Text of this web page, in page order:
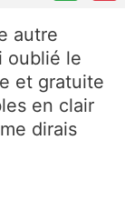
autre
oublié le
et gratuite
en clair
dirais